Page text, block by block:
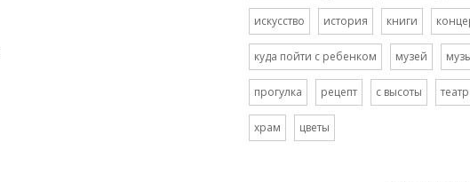
искусство история книги
куда пойти с ребенком музей
прогулка рецепт с высоты театр
храм цветы